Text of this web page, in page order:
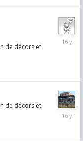
de décors et
de décors et